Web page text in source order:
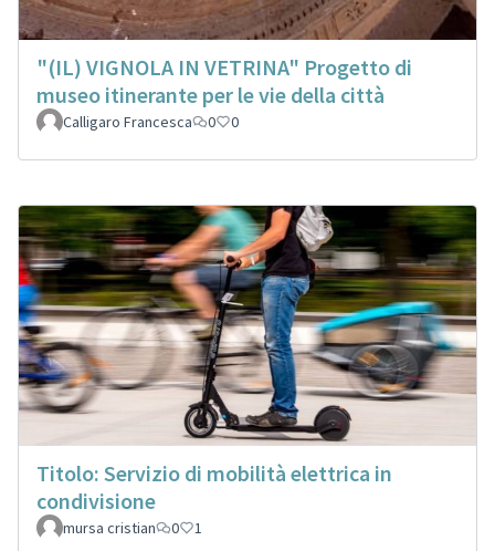
"(IL) VIGNOLA IN VETRINA" Progetto di
museo itinerante per le vie della città
Calligaro Francesca 0 0
Titolo: Servizio di mobilità elettrica in
condivisione
mursa cristian 0 1